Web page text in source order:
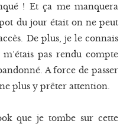
! Et ça me manquera
du jour était on ne peut
De plus, je le connais
pas rendu compte
A force de passer
plus y prêter attention.
que je tombe sur cette